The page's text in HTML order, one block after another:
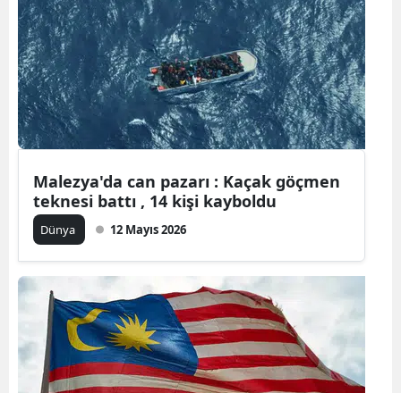
Gümüşhane
Hakkari
Hatay
Isparta
Mersin
Kastamonu
Kayseri
Malezya'da can pazarı : Kaçak göçmen
teknesi battı , 14 kişi kayboldu
Dünya 12 Mayıs 2026